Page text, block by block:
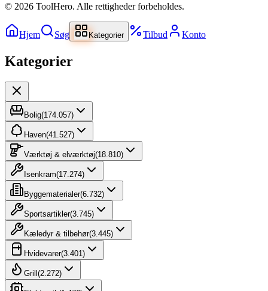
© 2026 ToolHero. Alle rettigheder forbeholdes.
Hjem Søg Kategorier Tilbud Konto
Kategorier
Bolig(174.057)
Haven(41.527)
Værktøj & elværktøj(18.810)
Isenkram(17.274)
Byggematerialer(6.732)
Sportsartikler(3.745)
Kæledyr & tilbehør(3.445)
Hvidevarer(3.401)
Grill (2.272)